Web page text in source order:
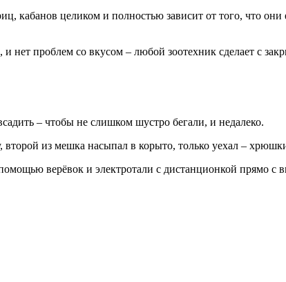
кабанов целиком и полностью зависит от того, что
нет проблем со вкусом – любой зоотехник сделает с
– чтобы не слишком шустро бегали, и недалеко.
из мешка насыпал в корыто, только уехал –
верёвок и электротали с дистанционкой прямо с